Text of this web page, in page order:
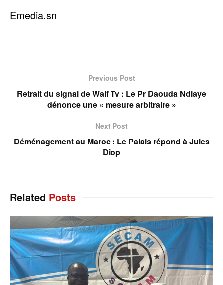
Emedia.sn
Previous Post
Retrait du signal de Walf Tv : Le Pr Daouda Ndiaye
dénonce une « mesure arbitraire »
Next Post
Déménagement au Maroc : Le Palais répond à Jules
Diop
Related Posts